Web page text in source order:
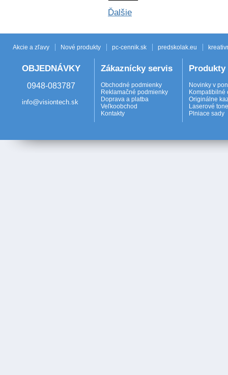
Ďalšie
Akcie a zľavy Nové produkty pc-cennik.sk predskolak.eu
OBJEDNÁVKY
0948-083787
info@visiontech.sk
Zákaznícky servis
Obchodné podmienky
Reklamačné podmienky
Doprava a platba
Veľkoobchod
Kontakty
Produkty
Novinky v
Kompatibilné
Originálne
Laserové
Plniace sady